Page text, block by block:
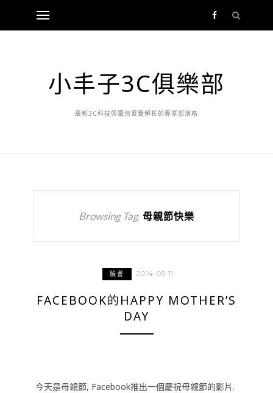
小丰子3C俱樂部
最新3C科技與電信資費解析的專業部落格
Browsing Tag 母親節快樂
臉書 2014-05-11
FACEBOOK的HAPPY MOTHER’S
DAY
今天是母親節, Facebook推出一個慶祝母親節的影片.